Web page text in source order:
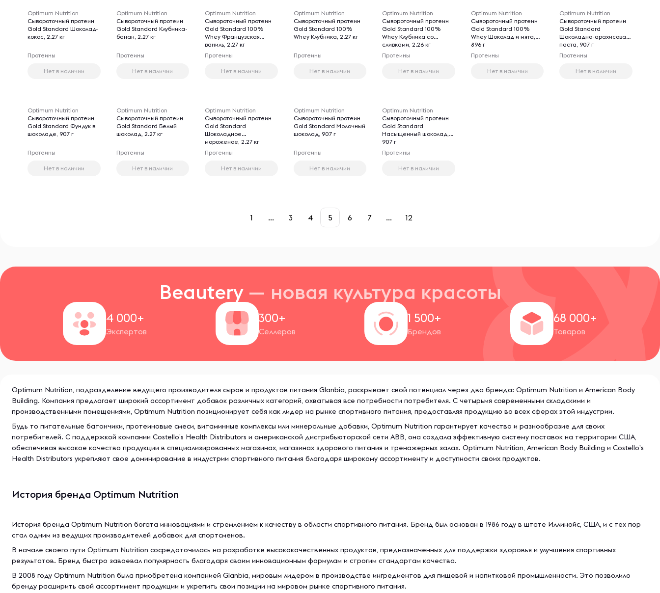
Optimum Nutrition
Сывороточный протеин
Gold Standard Шоколад-
кокос, 2.27 кг
Протеины
Нет в наличии
Optimum Nutrition
Сывороточный протеин
Gold Standard Клубника-
банан, 2.27 кг
Протеины
Нет в наличии
Optimum Nutrition
Сывороточный протеин
Gold Standard 100%
Whey Французская
ваниль, 2.27 кг
Протеины
Нет в наличии
Optimum Nutrition
Сывороточный протеин
Gold Standard 100%
Whey Клубника, 2.27 кг
Протеины
Нет в наличии
Optimum Nutrition
Сывороточный протеин
Gold Standard 100%
Whey Клубника со
сливками, 2.26 кг
Протеины
Нет в наличии
Optimum Nutrition
Сывороточный протеин
Gold Standard 100%
Whey Шоколад и мята,
896 г
Протеины
Нет в наличии
Optimum Nutrition
Сывороточный протеин
Gold Standard
Шоколадно-арахисовая
паста, 907 г
Протеины
Нет в наличии
Optimum Nutrition
Сывороточный протеин
Gold Standard Фундук в
шоколаде, 907 г
Протеины
Нет в наличии
Optimum Nutrition
Сывороточный протеин
Gold Standard Белый
шоколад, 2.27 кг
Протеины
Нет в наличии
Optimum Nutrition
Сывороточный протеин
Gold Standard
Шоколадное
мороженое, 2.27 кг
Протеины
Нет в наличии
Optimum Nutrition
Сывороточный протеин
Gold Standard Молочный
шоколад, 907 г
Протеины
Нет в наличии
Optimum Nutrition
Сывороточный протеин
Gold Standard
Насыщенный шоколад,
907 г
Протеины
Нет в наличии
1 ... 3 4 5 6 7 ... 12
Beautery — новая культура красоты
4 000+
Экспертов
300+
Селлеров
1 500+
Брендов
68 000+
Товаров
Optimum Nutrition, подразделение ведущего производителя сыров и продуктов питания Glanbia, раскрывает свой потенциал через два бренда: Optimum Nutrition и American Body
Building. Компания предлагает широкий ассортимент добавок различных категорий, охватывая все потребности потребителя. С четырьмя современными складскими и
производственными помещениями, Optimum Nutrition позиционирует себя как лидер на рынке спортивного питания, предоставляя продукцию во всех сферах этой индустрии.
Будь то питательные батончики, протеиновые смеси, витаминные комплексы или минеральные добавки, Optimum Nutrition гарантирует качество и разнообразие для своих
потребителей. С поддержкой компании Costello’s Health Distributors и американской дистрибьюторской сети ABB, она создала эффективную систему поставок на территории США,
обеспечивая высокое качество продукции в специализированных магазинах, магазинах здорового питания и тренажерных залах. Optimum Nutrition, American Body Building и Costello’s
Health Distributors укрепляют свое доминирование в индустрии спортивного питания благодаря широкому ассортименту и доступности своих продуктов.
История бренда Optimum Nutrition
История бренда Optimum Nutrition богата инновациями и стремлением к качеству в области спортивного питания. Бренд был основан в 1986 году в штате Иллинойс, США, и с тех пор
стал одним из ведущих производителей добавок для спортсменов.
В начале своего пути Optimum Nutrition сосредоточилась на разработке высококачественных продуктов, предназначенных для поддержки здоровья и улучшения спортивных
результатов. Бренд быстро завоевал популярность благодаря своим инновационным формулам и строгим стандартам качества.
В 2008 году Optimum Nutrition была приобретена компанией Glanbia, мировым лидером в производстве ингредиентов для пищевой и напитковой промышленности. Это позволило
бренду расширить свой ассортимент продукции и укрепить свои позиции на мировом рынке спортивного питания.